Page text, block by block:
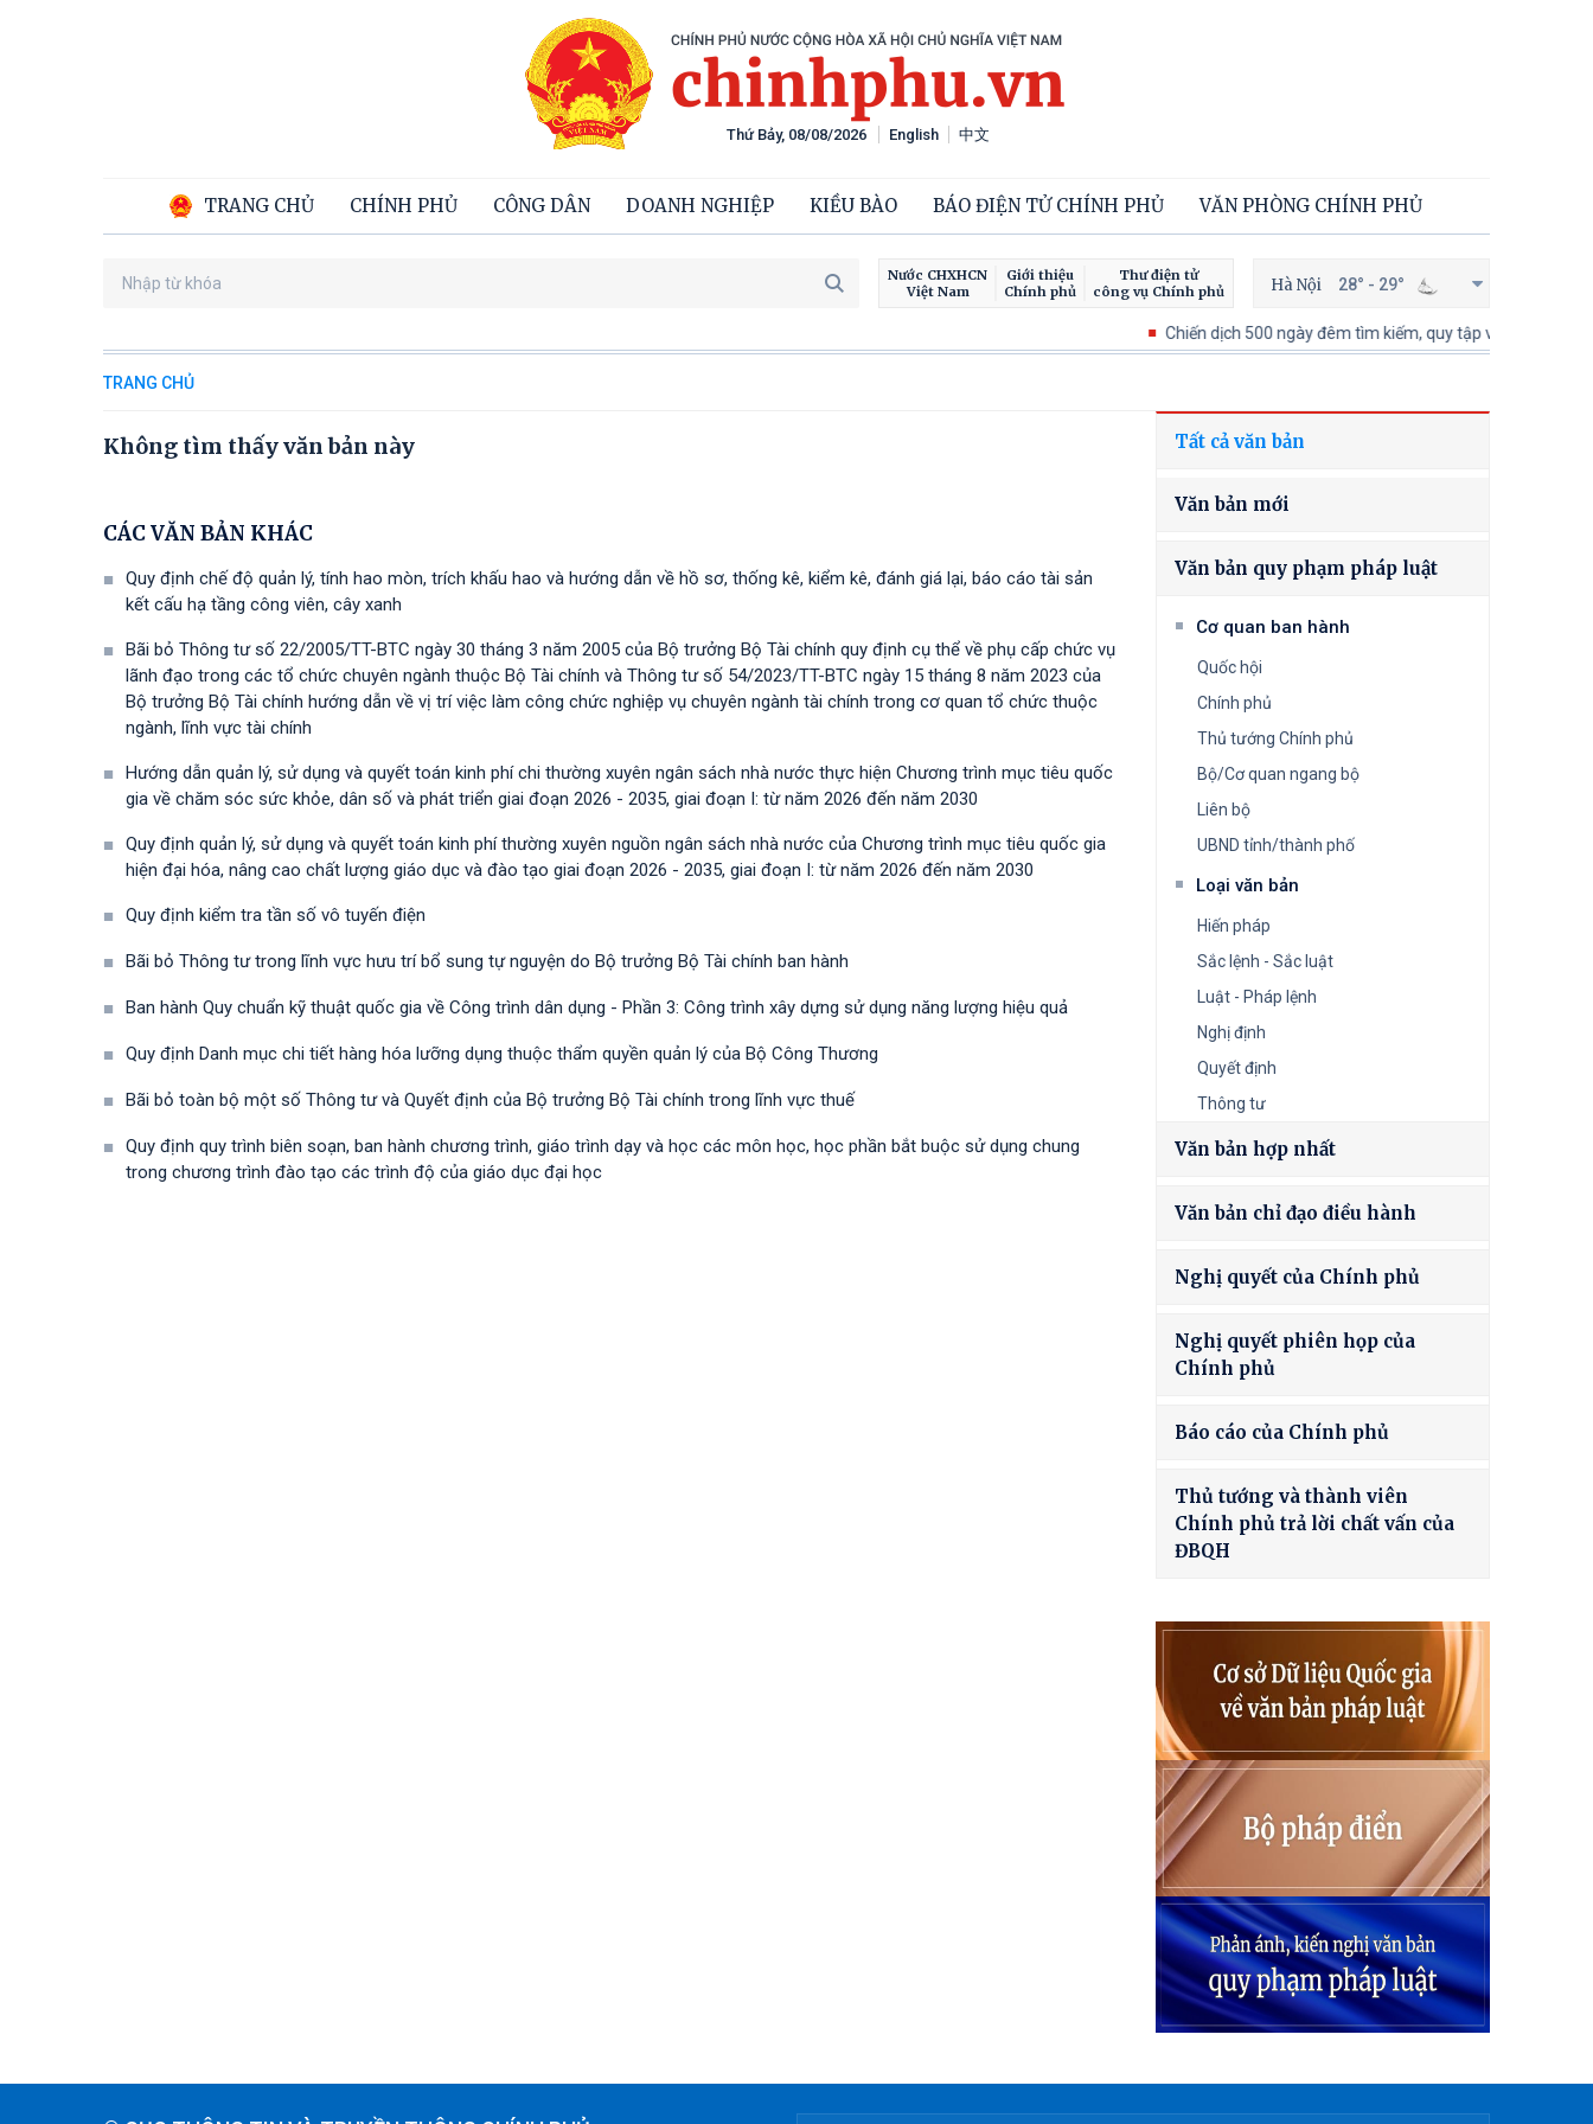
English 中文
TRANG CHỦ CHÍNH PHỦ CÔNG DÂN DOANH NGHIỆP KIỀU BÀO BÁO ĐIỆN TỬ CHÍNH PHỦ VĂN PHÒNG CHÍNH PHỦ
Thứ Bảy, 08/08/2026
Nước CHXHCN
Việt Nam
Giới thiệu
Chính phủ
Thư điện tử
công vụ Chính phủ
Hà Nội 28° - 29°
Chiến dịch 500 ngày đêm tìm kiếm, quy tập và xác định danh tính
TRANG CHỦ
Không tìm thấy văn bản này
CÁC VĂN BẢN KHÁC
Quy định chế độ quản lý, tính hao mòn, trích khấu hao và hướng dẫn về hồ sơ, thống kê, kiểm kê, đánh giá lại, báo cáo tài sản
kết cấu hạ tầng công viên, cây xanh
Bãi bỏ Thông tư số 22/2005/TT-BTC ngày 30 tháng 3 năm 2005 của Bộ trưởng Bộ Tài chính quy định cụ thể về phụ cấp chức vụ
lãnh đạo trong các tổ chức chuyên ngành thuộc Bộ Tài chính và Thông tư số 54/2023/TT-BTС ngày 15 tháng 8 năm 2023 của
Bộ trưởng Bộ Tài chính hướng dẫn về vị trí việc làm công chức nghiệp vụ chuyên ngành tài chính trong cơ quan tổ chức thuộc
ngành, lĩnh vực tài chính
Hướng dẫn quản lý, sử dụng và quyết toán kinh phí chi thường xuyên ngân sách nhà nước thực hiện Chương trình mục tiêu quốc
gia về chăm sóc sức khỏe, dân số và phát triển giai đoạn 2026 - 2035, giai đoạn I: từ năm 2026 đến năm 2030
Quy định quản lý, sử dụng và quyết toán kinh phí thường xuyên nguồn ngân sách nhà nước của Chương trình mục tiêu quốc gia
hiện đại hóa, nâng cao chất lượng giáo dục và đào tạo giai đoạn 2026 - 2035, giai đoạn I: từ năm 2026 đến năm 2030
Quy định kiểm tra tần số vô tuyến điện
Bãi bỏ Thông tư trong lĩnh vực hưu trí bổ sung tự nguyện do Bộ trưởng Bộ Tài chính ban hành
Ban hành Quy chuẩn kỹ thuật quốc gia về Công trình dân dụng - Phần 3: Công trình xây dựng sử dụng năng lượng hiệu quả
Quy định Danh mục chi tiết hàng hóa lưỡng dụng thuộc thẩm quyền quản lý của Bộ Công Thương
Bãi bỏ toàn bộ một số Thông tư và Quyết định của Bộ trưởng Bộ Tài chính trong lĩnh vực thuế
Quy định quy trình biên soạn, ban hành chương trình, giáo trình dạy và học các môn học, học phần bắt buộc sử dụng chung
trong chương trình đào tạo các trình độ của giáo dục đại học
Tất cả văn bản
Văn bản mới
Văn bản quy phạm pháp luật
Cơ quan ban hành
Quốc hội
Chính phủ
Thủ tướng Chính phủ
Bộ/Cơ quan ngang bộ
Liên bộ
UBND tỉnh/thành phố
Loại văn bản
Hiến pháp
Sắc lệnh - Sắc luật
Luật - Pháp lệnh
Nghị định
Quyết định
Thông tư
Văn bản hợp nhất
Văn bản chỉ đạo điều hành
Nghị quyết của Chính phủ
Nghị quyết phiên họp của
Chính phủ
Báo cáo của Chính phủ
Thủ tướng và thành viên
Chính phủ trả lời chất vấn của
ĐBQH